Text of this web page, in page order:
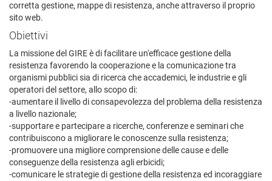
corretta gestione, mappe di resistenza, anche attraverso il proprio
sito web.
Obiettivi
La missione del GIRE è di facilitare un'efficace gestione della
resistenza favorendo la cooperazione e la comunicazione tra
organismi pubblici sia di ricerca che accademici, le industrie e gli
operatori del settore, allo scopo di:
-aumentare il livello di consapevolezza del problema della resistenza
a livello nazionale;
-supportare e partecipare a ricerche, conferenze e seminari che
contribuiscono a migliorare le conoscenze sulla resistenza;
-promuovere una migliore comprensione delle cause e delle
conseguenze della resistenza agli erbicidi;
-comunicare le strategie di gestione della resistenza ed incoraggiare